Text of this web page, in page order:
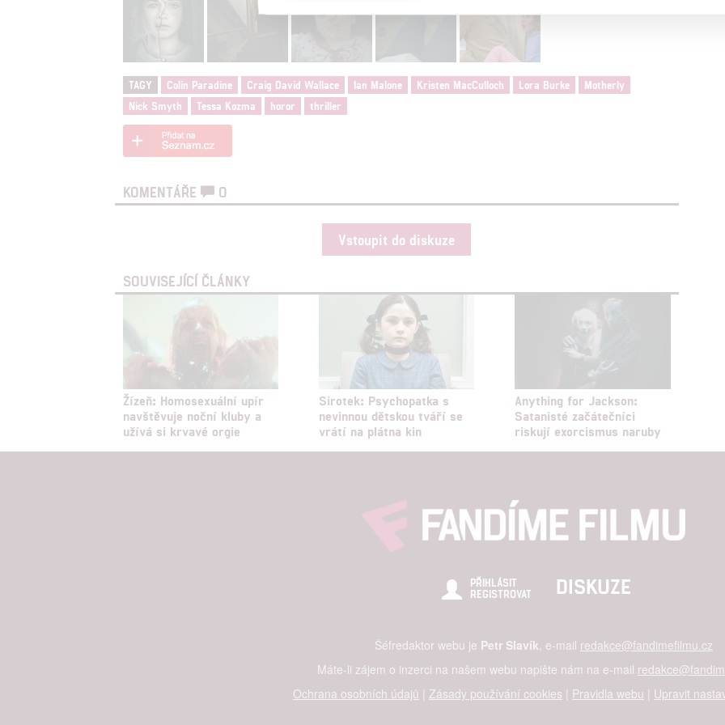
TAGY Colin Paradine Craig David Wallace Ian Malone Kristen MacCulloch Lora Burke
Motherly
Nick Smyth
Tessa Kozma horor thriller
KOMENTÁŘE 0
Vstoupit do diskuze
SOUVISEJÍCÍ ČLÁNKY
Žízeň: Homosexuální upír
navštěvuje noční kluby a
užívá si krvavé orgie
Sirotek: Psychopatka s
nevinnou dětskou tváří se
vrátí na plátna kin
Anything for Jackson:
Satanisté začátečníci
riskují exorcismus naruby
PŘIHLÁSIT
REGISTROVAT
DISKUZE
Šéfredaktor webu je Petr Slavík , e-mail redakce@fandimefilmu.cz
Máte-li zájem o inzerci na našem webu napište nám na e-mail
Ochrana osobních údajů | Zásady používání cookies | Pravidla webu | Upravit
Reklama založená na omezených údajích a měření reklamy
Personalizovaný obsah, měření obsahu, průzkum publika a vývoj
služeb